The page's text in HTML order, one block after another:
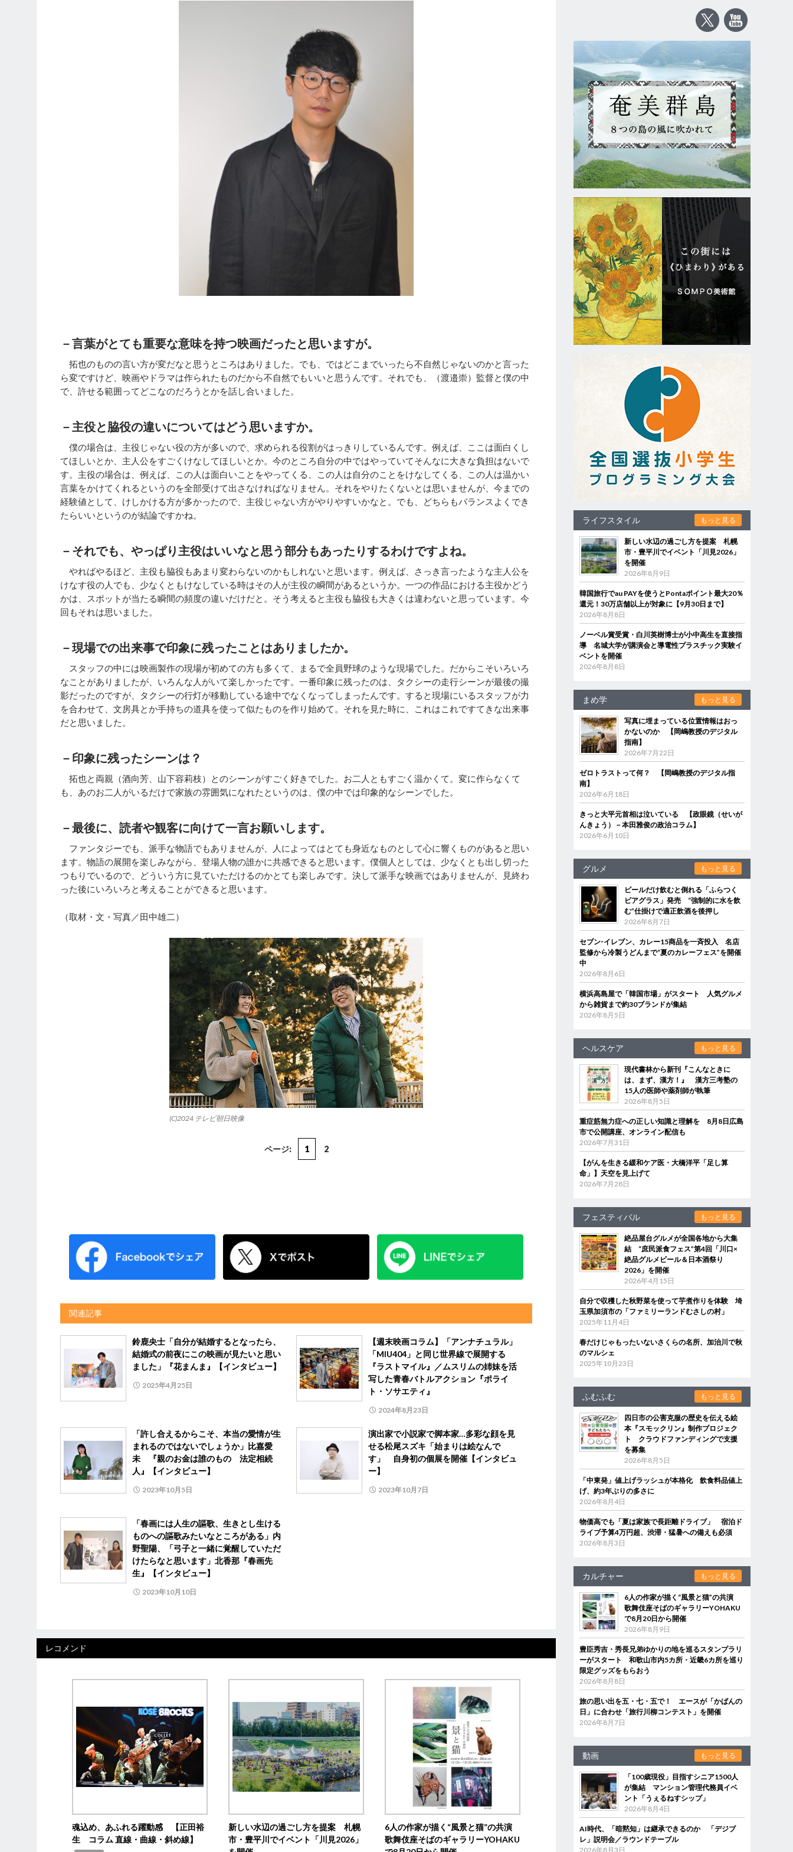
－言葉がとても重要な意味を持つ映画だったと思いますが。
拓也のものの言い方が変だなと思うところはありました。でも、ではどこまでいったら不自然じゃないのかと言った
ら変ですけど、映画やドラマは作られたものだから不自然でもいいと思うんです。それでも、（渡邉崇）監督と僕の中
で、許せる範囲ってどこなのだろうとかを話し合いました。
－主役と脇役の違いについてはどう思いますか。
僕の場合は、主役じゃない役の方が多いので、求められる役割がはっきりしているんです。例えば、ここは面白くし
てほしいとか、主人公をすごくけなしてほしいとか。今のところ自分の中ではやっていてそんなに大きな負担はないで
す。主役の場合は、例えば、この人は面白いことをやってくる、この人は自分のことをけなしてくる、この人は温かい
言葉をかけてくれるというのを全部受けて出さなければなりません。それをやりたくないとは思いませんが、今までの
経験値として、けしかける方が多かったので、主役じゃない方がやりやすいかなと。でも、どちらもバランスよくでき
たらいいというのが結論ですかね。
－それでも、やっぱり主役はいいなと思う部分もあったりするわけですよね。
やればやるほど、主役も脇役もあまり変わらないのかもしれないと思います。例えば、さっき言ったような主人公を
けなす役の人でも、少なくともけなしている時はその人が主役の瞬間があるというか。一つの作品における主役かどう
かは、スポットが当たる瞬間の頻度の違いだけだと。そう考えると主役も脇役も大きくは違わないと思っています。今
回もそれは思いました。
－現場での出来事で印象に残ったことはありましたか。
スタッフの中には映画製作の現場が初めての方も多くて、まるで全員野球のような現場でした。だからこそいろいろ
なことがありましたが、いろんな人がいて楽しかったです。一番印象に残ったのは、タクシーの走行シーンが最後の撮
影だったのですが、タクシーの行灯が移動している途中でなくなってしまったんです。すると現場にいるスタッフが力
を合わせて、文房具とか手持ちの道具を使って似たものを作り始めて。それを見た時に、これはこれですてきな出来事
だと思いました。
－印象に残ったシーンは？
拓也と両親（酒向芳、山下容莉枝）とのシーンがすごく好きでした。お二人ともすごく温かくて。変に作らなくて
も、あのお二人がいるだけで家族の雰囲気になれたというのは、僕の中では印象的なシーンでした。
－最後に、読者や観客に向けて一言お願いします。
ファンタジーでも、派手な物語でもありませんが、人によってはとても身近なものとして心に響くものがあると思い
ます。物語の展開を楽しみながら、登場人物の誰かに共感できると思います。僕個人としては、少なくとも出し切った
つもりでいるので、どういう方に見ていただけるのかとても楽しみです。決して派手な映画ではありませんが、見終わ
った後にいろいろと考えることができると思います。
（取材・文・写真／田中雄二）
(C)2024 テレビ朝日映像
ページ: 1 2
関連記事
鈴鹿央士「自分が結婚するとなったら、
結婚式の前夜にこの映画が見たいと思い
ました」『花まんま』【インタビュー】
2025年4月25日
【週末映画コラム】「アンナチュラル」
「MIU404」と同じ世界線で展開する
『ラストマイル』／ムスリムの姉妹を活
写した青春バトルアクション『ポライ
ト・ソサエティ』
2024年8月23日
「許し合えるからこそ、本当の愛情が生
まれるのではないでしょうか」比嘉愛
未 『親のお金は誰のもの 法定相続
人』【インタビュー】
2023年10月5日
演出家で小説家で脚本家…多彩な顔を見
せる松尾スズキ「始まりは絵なんで
す」 自身初の個展を開催【インタビュ
ー】
2023年10月7日
「春画には人生の謳歌、生きとし生ける
ものへの謳歌みたいなところがある」内
野聖陽、「弓子と一緒に覚醒していただ
けたらなと思います」北香那『春画先
生』【インタビュー】
2023年10月10日
レコメンド
魂込め、あふれる躍動感 【正田裕
生 コラム 直線・曲線・斜め線】
新しい水辺の過ごし方を提案 札幌
市・豊平川でイベント「川見2026」
6人の作家が描く“風景と猫”の共演
歌舞伎座そばのギャラリーYOHAKU
ライフスタイル もっと見る
新しい水辺の過ごし方を提案 札幌
市・豊平川でイベント「川見2026」
を開催
2026年8月9日
韓国旅行でau PAYを使うとPontaポイント最大20％
還元！30万店舗以上が対象に【9月30日まで】
2026年8月8日
ノーベル賞受賞・白川英樹博士が小中高生を直接指
導 名城大学が講演会と導電性プラスチック実験イ
ベントを開催
2026年8月8日
まめ学 もっと見る
写真に埋まっている位置情報はおっ
かないのか 【岡嶋教授のデジタル
指南】
2026年7月22日
ゼロトラストって何？ 【岡嶋教授のデジタル指
南】
2026年6月18日
きっと大平元首相は泣いている 【政眼鏡（せいが
んきょう）－本田雅俊の政治コラム】
2026年6月10日
グルメ もっと見る
ビールだけ飲むと倒れる「ふらつく
ビアグラス」発売 “強制的に水を飲
む”仕掛けで適正飲酒を後押し
2026年8月7日
セブン‐イレブン、カレー15商品を一斉投入 名店
監修から冷製うどんまで“夏のカレーフェス”を開催
中
2026年8月6日
横浜高島屋で「韓国市場」がスタート 人気グルメ
から雑貨まで約30ブランドが集結
2026年8月5日
ヘルスケア もっと見る
現代書林から新刊『こんなときに
は、まず、漢方！』 漢方三考塾の
15人の医師や薬剤師が執筆
2026年8月5日
重症筋無力症への正しい知識と理解を 8月8日広島
市で公開講座、オンライン配信も
2026年7月31日
【がんを生きる緩和ケア医・大橋洋平「足し算
命」】天空を見上げて
2026年7月28日
フェスティバル もっと見る
絶品屋台グルメが全国各地から大集
結 “庶民派食フェス”第4回「川口×
絶品グルメビール＆日本酒祭り
2026」を開催
2026年4月15日
自分で収穫した秋野菜を使って芋煮作りを体験 埼
玉県加須市の「ファミリーランドむさしの村」
2025年11月4日
春だけじゃもったいないさくらの名所、加治川で秋
のマルシェ
2025年10月23日
ふむふむ もっと見る
四日市の公害克服の歴史を伝える絵
本『スモックリン』制作プロジェク
ト クラウドファンディングで支援
を募集
2026年8月5日
「中東発」値上げラッシュが本格化 飲食料品値上
げ、約3年ぶりの多さに
2026年8月4日
物価高でも「夏は家族で長距離ドライブ」 宿泊ド
ライブ予算4万円超、渋滞・猛暑への備えも必須
2026年8月3日
カルチャー もっと見る
6人の作家が描く“風景と猫”の共演
歌舞伎座そばのギャラリーYOHAKU
で8月20日から開催
2026年8月9日
豊臣秀吉・秀長兄弟ゆかりの地を巡るスタンプラリ
ーがスタート 和歌山市内5カ所・近畿6カ所を巡り
限定グッズをもらおう
2026年8月8日
旅の思い出を五・七・五で！ エースが「かばんの
日」に合わせ「旅行川柳コンテスト」を開催
2026年8月7日
動画 もっと見る
「100歳現役」目指すシニア1500人
が集結 マンション管理代務員イベ
ント「うぇるねすシップ」
2026年8月4日
AI時代、「暗黙知」は継承できるのか 「デジブ
レ」説明会／ラウンドテーブル
2026年8月3日